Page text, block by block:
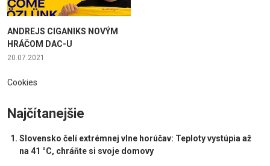
ANDREJS CIGANIKS NOVÝM
HRÁČOM DAC-U
20.07.2021
Cookies
Najčítanejšie
Slovensko čelí extrémnej vlne horúčav: Teploty vystúpia až
na 41 °C, chráňte si svoje domovy